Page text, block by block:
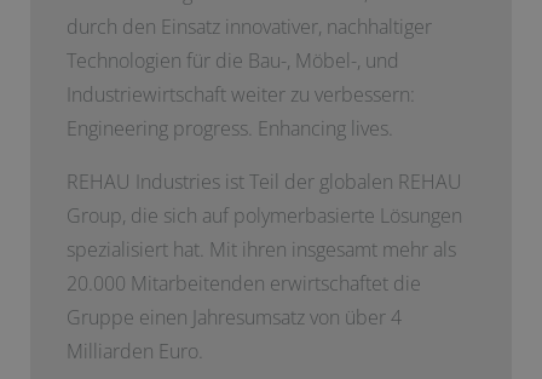
durch den Einsatz innovativer, nachhaltiger
Technologien für die Bau-, Möbel-, und
Industriewirtschaft weiter zu verbessern:
Engineering progress. Enhancing lives.
REHAU Industries ist Teil der globalen REHAU
Group, die sich auf polymerbasierte Lösungen
spezialisiert hat. Mit ihren insgesamt mehr als
20.000 Mitarbeitenden erwirtschaftet die
Gruppe einen Jahresumsatz von über 4
Milliarden Euro.